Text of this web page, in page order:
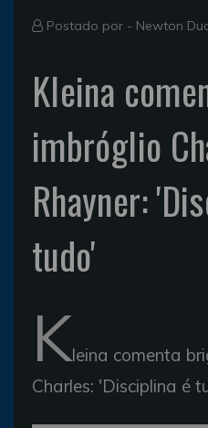
Postado por - Newton
Kleina
imbróglio
Rhayner:
tudo'
Kleina comenta
Charles: 'Disciplina é